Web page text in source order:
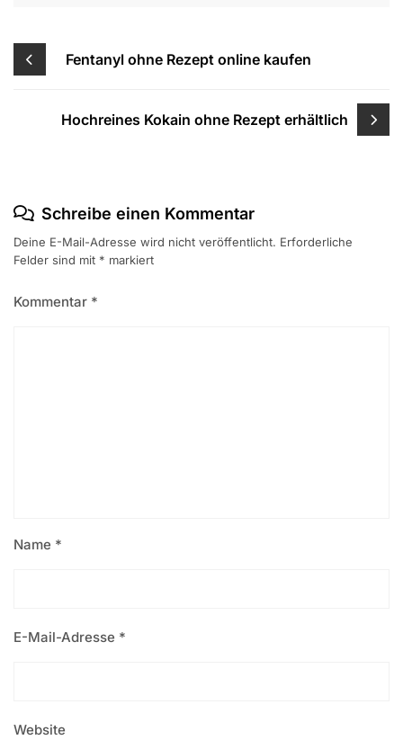
Beitragsnavigation
Fentanyl ohne Rezept online kaufen
Hochreines Kokain ohne Rezept erhältlich
Schreibe einen Kommentar
Deine E-Mail-Adresse wird nicht veröffentlicht. Erforderliche
Felder sind mit * markiert
Kommentar *
Name *
E-Mail-Adresse *
Website